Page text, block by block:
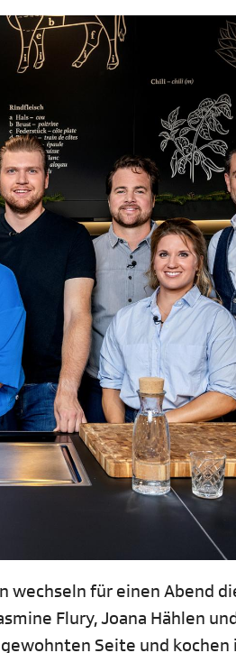
für einen Abend
Flury, Joana Hählen
Seite und kochen